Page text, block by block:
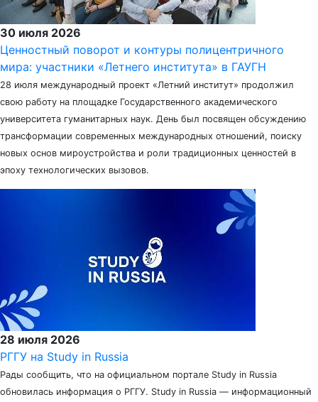
30 июля 2026
Ценностный поворот и контуры полицентричного
мира: участники «Летнего института» в ГАУГН
28 июля международный проект «Летний институт» продолжил
свою работу на площадке Государственного академического
университета гуманитарных наук. День был посвящен обсуждению
трансформации современных международных отношений, поиску
новых основ мироустройства и роли традиционных ценностей в
эпоху технологических вызовов.
28 июля 2026
РГГУ на Study in Russia
Рады сообщить, что на официальном портале Study in Russia
обновилась информация о РГГУ. Study in Russia — информационный